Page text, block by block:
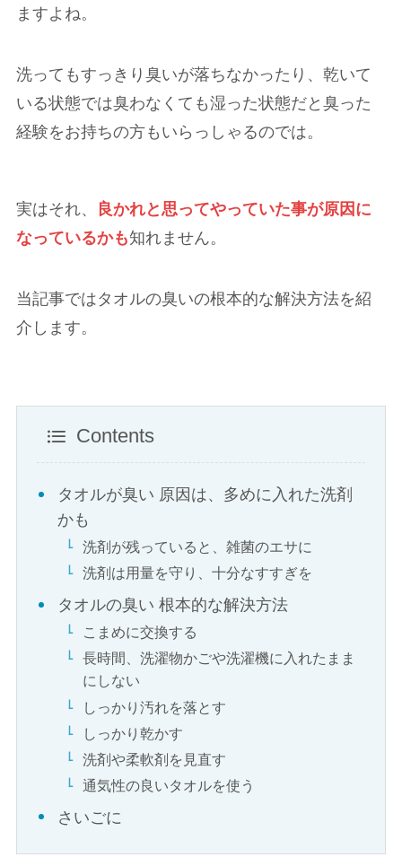
ますよね。
洗ってもすっきり臭いが落ちなかったり、乾いて
いる状態では臭わなくても湿った状態だと臭った
経験をお持ちの方もいらっしゃるのでは。
実はそれ、
良かれと思ってやっていた事が原因に
なっているかも知れません。
当記事ではタオルの臭いの根本的な解決方法を紹
介します。
Contents
タオルが臭い 原因は、多めに入れた洗剤
かも
洗剤が残っていると、雑菌のエサに
洗剤は用量を守り、十分なすすぎを
タオルの臭い 根本的な解決方法
こまめに交換する
長時間、洗濯物かごや洗濯機に入れたまま
にしない
しっかり汚れを落とす
しっかり乾かす
洗剤や柔軟剤を見直す
通気性の良いタオルを使う
さいごに